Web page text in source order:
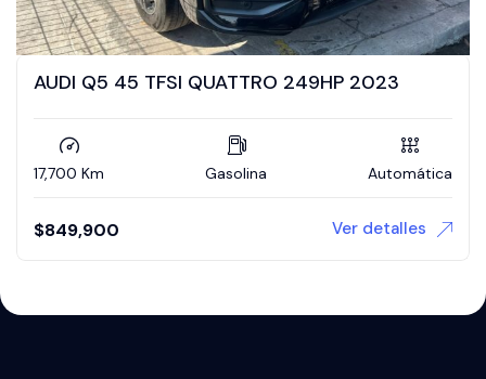
AUDI Q5 45 TFSI QUATTRO 249HP 2023
17,700 Km Gasolina Automática
$849,900 Ver detalles